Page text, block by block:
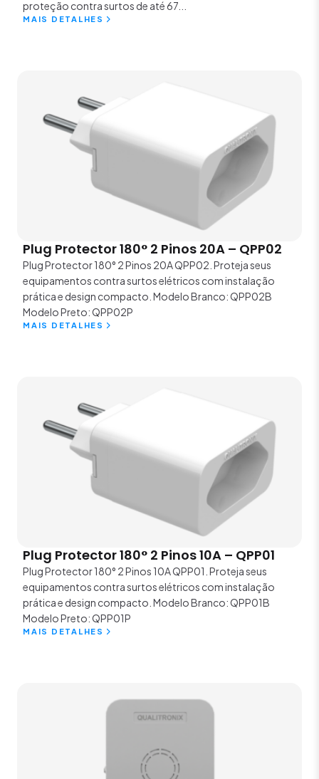
proteção contra surtos de até 67...
MAIS DETALHES
Plug Protector 180° 2 Pinos 20A – QPP02
Plug Protector 180° 2 Pinos 20A QPP02. Proteja seus
equipamentos contra surtos elétricos com instalação
prática e design compacto. Modelo Branco: QPP02B
Modelo Preto: QPP02P
MAIS DETALHES
Plug Protector 180° 2 Pinos 10A – QPP01
Plug Protector 180° 2 Pinos 10A QPP01. Proteja seus
equipamentos contra surtos elétricos com instalação
prática e design compacto. Modelo Branco: QPP01B
Modelo Preto: QPP01P
MAIS DETALHES